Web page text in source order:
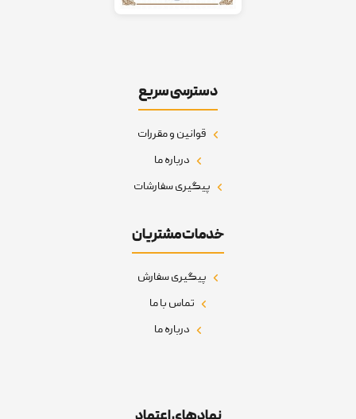
دسترسی سریع
قوانین و مقررات
درباره ما
پیگیری سفارشات
خدمات مشتریان
پیگیری سفارش
تماس با ما
درباره ما